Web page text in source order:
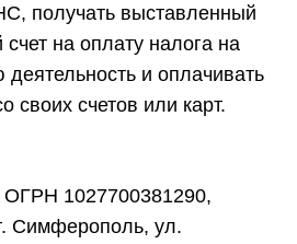
получать выставленный
на оплату налога на
и оплачивать
своих счетов или карт.
1027700381290,
Симферополь, ул.